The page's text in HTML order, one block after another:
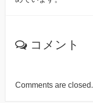
コメント
Comments are closed.